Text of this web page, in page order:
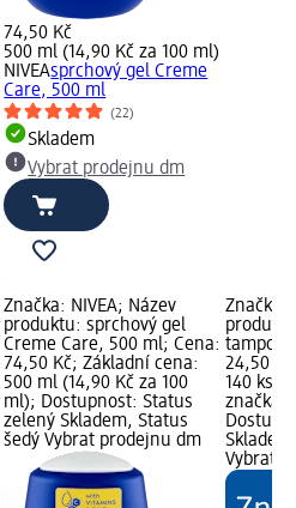
74,50 Kč
500 ml (14,90 Kč za 100 ml)
NIVEAsprchový gel Creme
Care, 500 ml
(22)
Skladem
Vybrat prodejnu dm
Značka: NIVEA; Název
produktu: sprchový gel
Creme Care, 500 ml; Cena:
74,50 Kč; Základní cena:
500 ml (14,90 Kč za 100
ml); Dostupnost: Status
zelený Skladem, Status
šedý Vybrat prodejnu dm
Značka:
24,50
140 ks
značka
Vybrat